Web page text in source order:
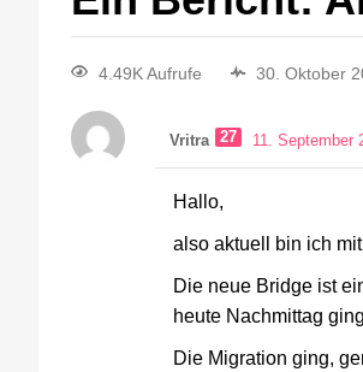
4.49K Aufrufe 30. Oktober
Vritra 27 11. September
Hallo,
also aktuell bin ich
Die neue Bridge ist
heute Nachmittag
Die Migration ging,